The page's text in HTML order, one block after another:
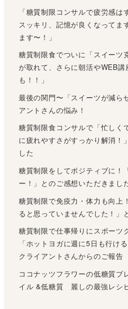
「糖質制限コンサルで疲労感は
スッキリ、記憶が良くなってま
ます〜！」
糖質制限食でついに「スイーツ
が取れて、さらに朝活やWEB
も！！」
最後の関門〜「スイーツが減ら
アントさんの悩み！
糖質制限食コンサルで「忙しく
に疲れやすさがすっかり解消！
した
糖質制限をしてポジティブに！
ー！」とのご感想いただきまし
糖質制限で免疫力・体力も向上
ると思っていませんでした！」
糖質制限で仕事帰りにスポーツ
「ホットヨガに週に5日も行け
クライアントさんからのご報告
ココナッツフラワーの低糖質ブ
イル &低糖質 麗しの最強レシ